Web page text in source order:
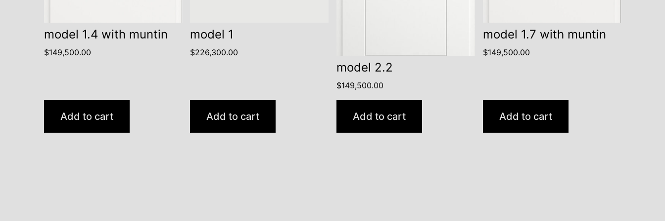
model 1.4 with muntin
$149,500.00
Add to cart
model 1
$226,300.00
Add to cart
model 2.2
$149,500.00
Add to cart
model 1.7 with muntin
$149,500.00
Add to cart